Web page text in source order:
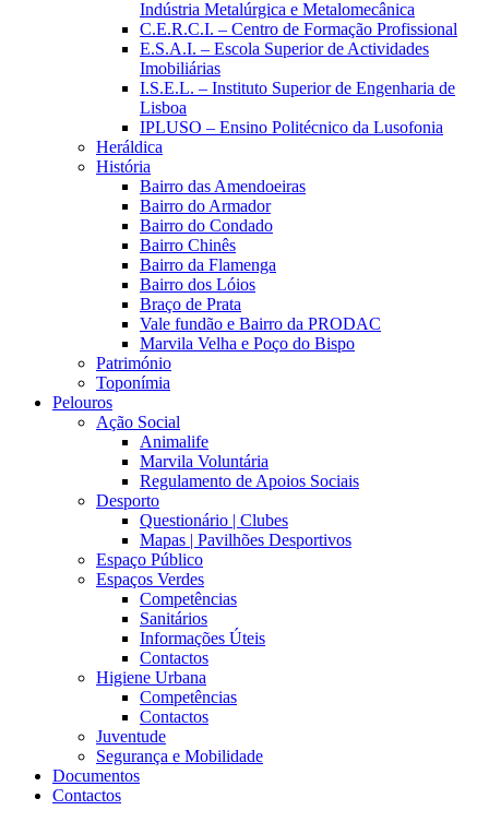
Indústria Metalúrgica e Metalomecânica
C.E.R.C.I. – Centro de Formação Profissional
E.S.A.I. – Escola Superior de Actividades
Imobiliárias
I.S.E.L. – Instituto Superior de Engenharia de
Lisboa
IPLUSO – Ensino Politécnico da Lusofonia
Heráldica
História
Bairro das Amendoeiras
Bairro do Armador
Bairro do Condado
Bairro Chinês
Bairro da Flamenga
Bairro dos Lóios
Braço de Prata
Vale fundão e Bairro da PRODAC
Marvila Velha e Poço do Bispo
Património
Toponímia
Pelouros
Ação Social
Animalife
Marvila Voluntária
Regulamento de Apoios Sociais
Desporto
Questionário | Clubes
Mapas | Pavilhões Desportivos
Espaço Público
Espaços Verdes
Competências
Sanitários
Informações Úteis
Contactos
Higiene Urbana
Competências
Contactos
Juventude
Segurança e Mobilidade
Documentos
Contactos